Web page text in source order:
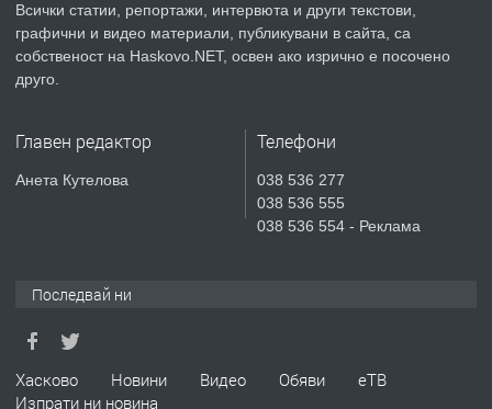
преди 3 дни
ПРЕДЛАГА
Продавам парцел в гр. Хасково кв.
СГЛОБЯВАНЕ НА МЕБЕЛИ.
апартамент под наем в кв.
Всички статии, репортажи, интервюта и други текстови,
графични и видео материали, публикувани в сайта, са
собственост на Haskovo.NET, освен ако изрично е посочено
друго.
Главен редактор
Анета Кутелова
Телефони
038 536 277
038 536 555
038 536 554 - Реклама
Последвай ни
Хасково Новини Видео Обяви
еТВ
Изпрати ни новина